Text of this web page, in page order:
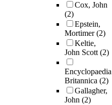
Cox, John
(2)
Epstein,
Mortimer(2)
Keltie,
John Scott(2)
Encyclopaedia
Britannica (2)
Gallagher,
John (2)